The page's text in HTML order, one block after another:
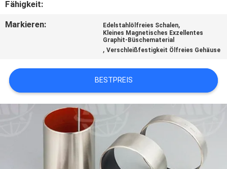
FORDERN
SITEMAP
PRIVACY
Fähigkeit:
Markieren: Edelstahlölfreies Schalen,
Kleines Magnetisches Exzellentes
Graphit-Büschematerial
,Verschleißfestigkeit Ölfreies Gehäuse
BESTPREIS